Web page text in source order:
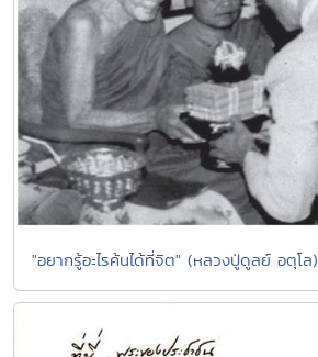
"อยากรู้อะไรค้นได้ที่จิต" (หลวงปู่ดูลย์ อตุโล)